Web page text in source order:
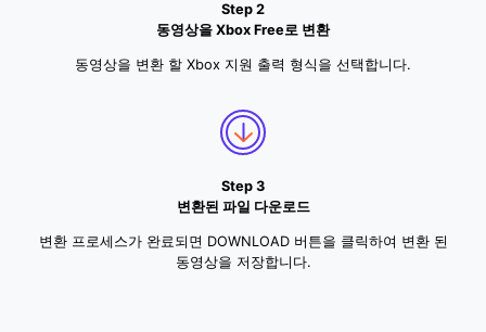
Step 2
동영상을 Xbox Free로 변환
동영상을 변환 할 Xbox 지원 출력 형식을 선택합니다.
Step 3
변환된 파일 다운로드
변환 프로세스가 완료되면 DOWNLOAD 버튼을 클릭하여 변환 된
동영상을 저장합니다.